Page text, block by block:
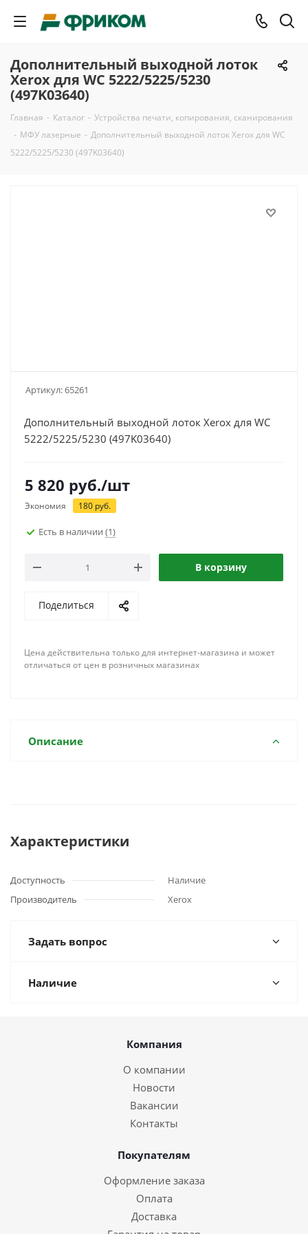
Дополнительный выходной лоток
Xerox для WC 5222/5225/5230
(497K03640)
Главная - Каталог - Устройства печати, копирования, сканирования
- МФУ лазерные - Дополнительный выходной лоток Xerox для WC
5222/5225/5230 (497K03640)
Артикул:65261
Дополнительный выходной лоток Xerox для WC
5222/5225/5230 (497K03640)
5 820 руб./шт
Экономия 180 руб.
Есть в наличии (1)
В корзину
Поделиться
Цена действительна только для интернет-магазина и может
отличаться от цен в розничных магазинах
Описание
Характеристики
Доступность
Наличие
Производитель
Xerox
Задать вопрос
Наличие
Компания
О компании
Новости
Вакансии
Контакты
Покупателям
Оформление заказа
Оплата
Доставка